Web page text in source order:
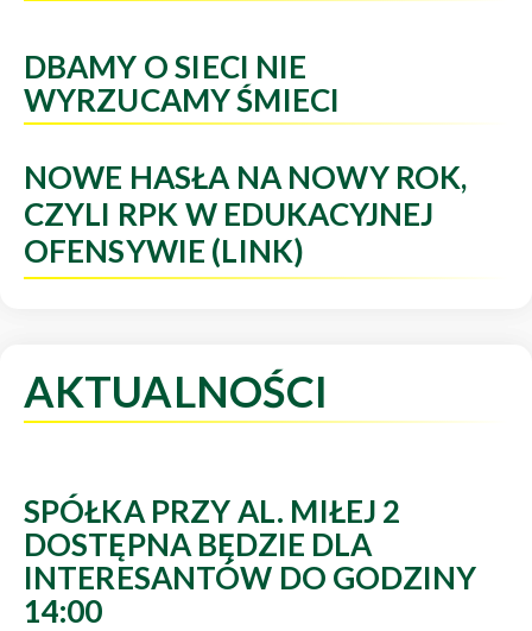
DBAMY O SIECI NIE
WYRZUCAMY ŚMIECI
NOWE HASŁA NA NOWY ROK,
CZYLI RPK W EDUKACYJNEJ
OFENSYWIE (LINK)
AKTUALNOŚCI
SPÓŁKA PRZY AL. MIŁEJ 2
DOSTĘPNA BĘDZIE DLA
INTERESANTÓW DO GODZINY
14:00